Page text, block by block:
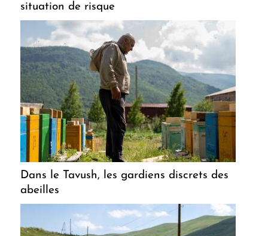
situation de risque
Dans le Tavush, les gardiens discrets des
abeilles